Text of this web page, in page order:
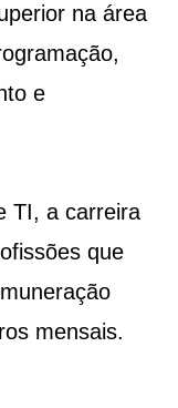
na área
e
TI, a carreira
que
mensais.